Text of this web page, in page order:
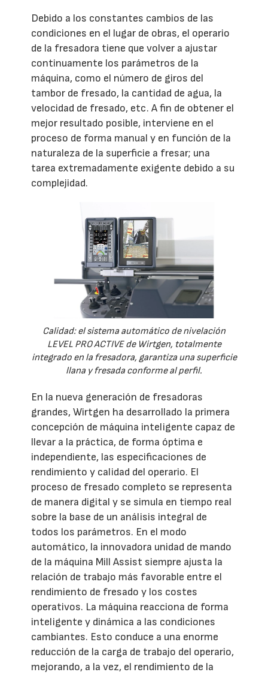
Debido a los constantes cambios de las
condiciones en el lugar de obras, el operario
de la fresadora tiene que volver a ajustar
continuamente los parámetros de la
máquina, como el número de giros del
tambor de fresado, la cantidad de agua, la
velocidad de fresado, etc. A fin de obtener el
mejor resultado posible, interviene en el
proceso de forma manual y en función de la
naturaleza de la superficie a fresar; una
tarea extremadamente exigente debido a su
complejidad.
Calidad: el sistema automático de nivelación
LEVEL PRO ACTIVE de Wirtgen, totalmente
integrado en la fresadora, garantiza una superficie
llana y fresada conforme al perfil.
En la nueva generación de fresadoras
grandes, Wirtgen ha desarrollado la primera
concepción de máquina inteligente capaz de
llevar a la práctica, de forma óptima e
independiente, las especificaciones de
rendimiento y calidad del operario. El
proceso de fresado completo se representa
de manera digital y se simula en tiempo real
sobre la base de un análisis integral de
todos los parámetros. En el modo
automático, la innovadora unidad de mando
de la máquina Mill Assist siempre ajusta la
relación de trabajo más favorable entre el
rendimiento de fresado y los costes
operativos. La máquina reacciona de forma
inteligente y dinámica a las condiciones
cambiantes. Esto conduce a una enorme
reducción de la carga de trabajo del operario,
mejorando, a la vez, el rendimiento de la